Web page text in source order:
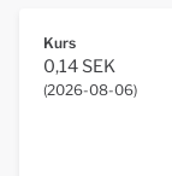
Kurs
0,14 SEK
(2026-08-06)